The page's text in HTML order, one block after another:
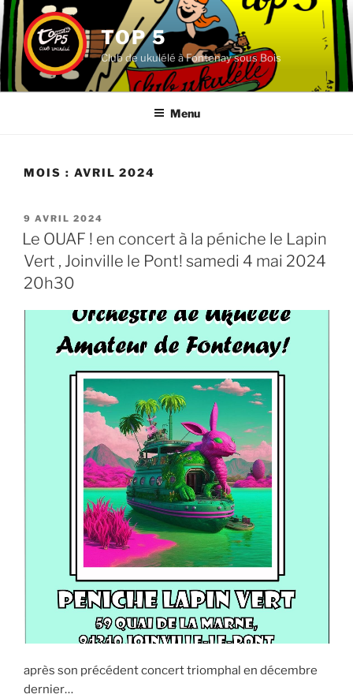
Aller
au
contenu
principal
TOP 5
Club de ukulélé à Fontenay sous Bois
Menu
MOIS : AVRIL 2024
PUBLIÉ
LE
9 AVRIL 2024
Le OUAF ! en concert à la péniche le Lapin
Vert , Joinville le Pont! samedi 4 mai 2024
20h30
après son précédent concert triomphal en décembre
dernier…